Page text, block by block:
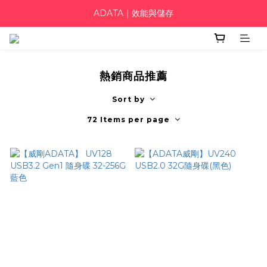
ADATA｜效能與儲存
熱銷商品推薦
Sort by
72 Items per page